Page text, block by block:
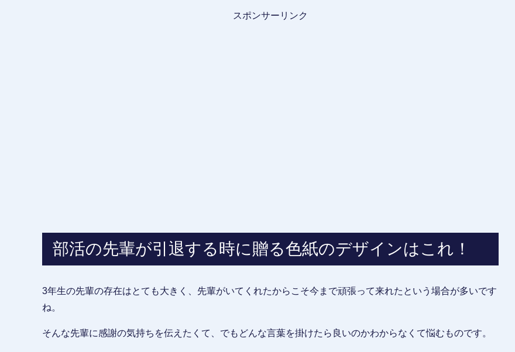
スポンサーリンク
部活の先輩が引退する時に贈る色紙のデザインはこれ！
3年生の先輩の存在はとても大きく、先輩がいてくれたからこそ今まで頑張って来れたという場合が多いです
ね。
そんな先輩に感謝の気持ちを伝えたくて、でもどんな言葉を掛けたら良いのかわからなくて悩むものです。